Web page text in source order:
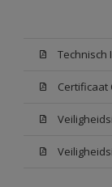
Technisch
Certificaat